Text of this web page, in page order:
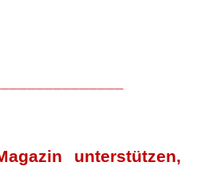
unterstützen,